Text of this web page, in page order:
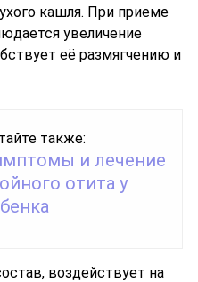
кашля. При приеме
увеличение
её размягчению и
также:
и лечение
отита у
воздействует на